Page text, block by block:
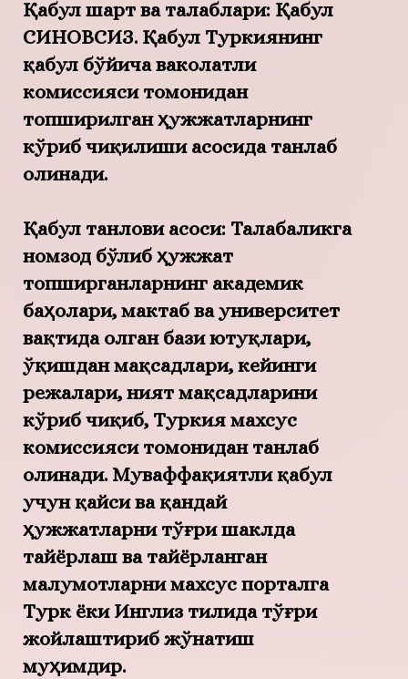
Қабул шарт ва талаблари: Қабул
СИНОВСИЗ. Қабул Туркиянинг
қабул бўйича ваколатли
комиссияси томонидан
топширилган ҳужжатларнинг
кўриб чиқилиши асосида танлаб
олинади.
Қабул танлови асоси: Талабаликга
номзод бўлиб ҳужжат
топширганларнинг академик
баҳолари, мактаб ва университет
вақтида олган бази ютуқлари,
ўқишдан мақсадлари, кейинги
режалари, ният мақсадларини
кўриб чиқиб, Туркия махсус
комиссияси томонидан танлаб
олинади. Муваффақиятли қабул
учун қайси ва қандай
ҳужжатларни тўғри шаклда
тайёрлаш ва тайёрланган
малумотларни махсус порталга
Турк ёки Инглиз тилида тўғри
жойлаштириб жўнатиш
муҳимдир.